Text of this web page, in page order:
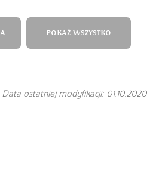
POKAŻ WSZYSTKO
Data ostatniej modyfikacji: 01.10.2020